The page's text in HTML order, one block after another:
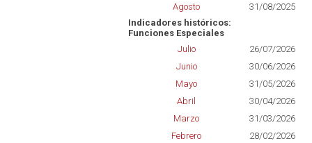
Agosto
31/08/2025
Indicadores históricos:
Funciones Especiales
Julio
26/07/2026
Junio
30/06/2026
Mayo
31/05/2026
Abril
30/04/2026
Marzo
31/03/2026
Febrero
28/02/2026